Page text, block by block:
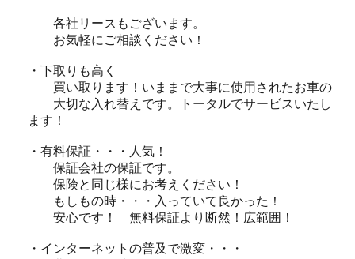
各社リースもございます。
お気軽にご相談ください！
・下取りも高く
買い取ります！いままで大事に使用されたお車の
大切な入れ替えです。トータルでサービスいたし
ます！
・有料保証・・・人気！
保証会社の保証です。
保険と同じ様にお考えください！
もしもの時・・・入っていて良かった！
安心です！ 無料保証より断然！広範囲！
・インターネットの普及で激変・・・